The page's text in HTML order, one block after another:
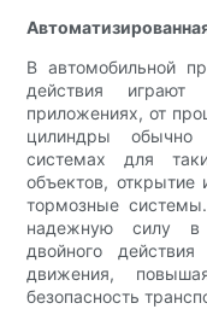
В автомобильной
действия
приложениях, от
цилиндры обычно
системах для
объектов,
тормозные
надежную силу в
двойного
движения,
безопасность